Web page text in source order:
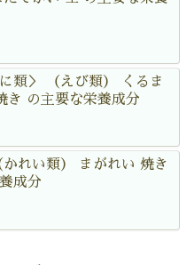
類＞ （えび類） くるま
き の主要な栄養成分
かれい類） まがれい 焼き
成分